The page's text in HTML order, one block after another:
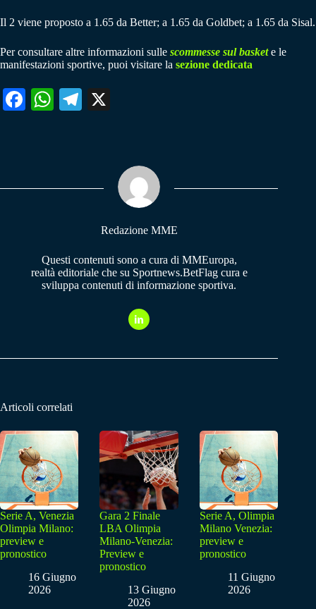
Il 2 viene proposto a 1.65 da Better; a 1.65 da Goldbet; a 1.65 da Sisal.
Per consultare altre informazioni sulle scommesse sul baskete le
manifestazioni sportive, puoi visitare la sezione dedicata
Fa W
pp
Te
m
Redazione MME
Questi contenuti sono a cura di MMEuropa,
realtà editoriale che su Sportnews.BetFlag cura e
sviluppa contenuti di informazione sportiva.
Articoli correlati
Serie A, Venezia
Olimpia Milano:
preview e
pronostico
16 Giugno
2026
Gara 2 Finale
LBA Olimpia
Milano-Venezia:
Preview e
pronostico
13 Giugno
2026
Serie A, Olimpia
Milano Venezia:
preview e
pronostico
11 Giugno
2026